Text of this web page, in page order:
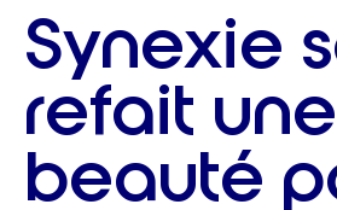
Synexie
refait une
beauté